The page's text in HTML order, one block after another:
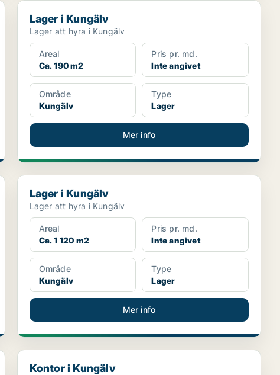
Lager i Kungälv
Lager i Kungälv
Lager att hyra i Kungälv
Areal
Ca. 190 m2
Pris pr. md.
Inte angivet
Område
Kungälv
Type
Lager
Mer info
Lager i Kungälv
Lager i Kungälv
Lager att hyra i Kungälv
Areal
Ca. 1 120 m2
Pris pr. md.
Inte angivet
Område
Kungälv
Type
Lager
Mer info
Kontor i Kungälv
Kontor i Kungälv